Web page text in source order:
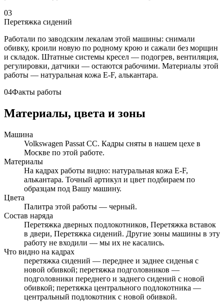
03
Перетяжка сидений
Работали по заводским лекалам этой машины: снимали
обивку, кроили новую по родному крою и сажали без морщин
и складок. Штатные системы кресел — подогрев, вентиляция,
регулировки, датчики — остаются рабочими. Материалы этой
работы — натуральная кожа E-F, алькантара.
04Факты работы
Материалы, цвета и зоны
Машина
Volkswagen Passat CC. Кадры сняты в нашем цехе в
Москве по этой работе.
Материалы
На кадрах работы видно: натуральная кожа E-F,
алькантара. Точный артикул и цвет подбираем по
образцам под Вашу машину.
Цвета
Палитра этой работы — черный.
Состав наряда
Перетяжка дверных подлокотников, Перетяжка вставок
в двери, Перетяжка сидений. Другие зоны машины в эту
работу не входили — мы их не касались.
Что видно на кадрах
перетяжка сидений — переднее и заднее сиденья с
новой обивкой; перетяжка подголовников —
подголовники переднего и заднего сидений с новой
обивкой; перетяжка центрального подлокотника —
центральный подлокотник с новой обивкой.